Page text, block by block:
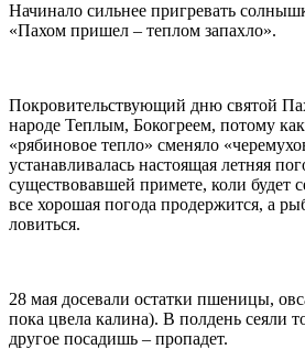
Начинало сильнее пригревать
«Пахом пришел – теплом запахло».
Покровительствующий дню святой
народе Теплым, Бокогреем, потому
«рябиновое тепло» сменяло
устанавливалась настоящая летняя
существовавшей примете, коли будет
все хорошая погода продержится, а
ловиться.
28 мая досевали остатки пшеницы,
пока цвела калина). В полдень сеяли
другое посадишь – пропадет.